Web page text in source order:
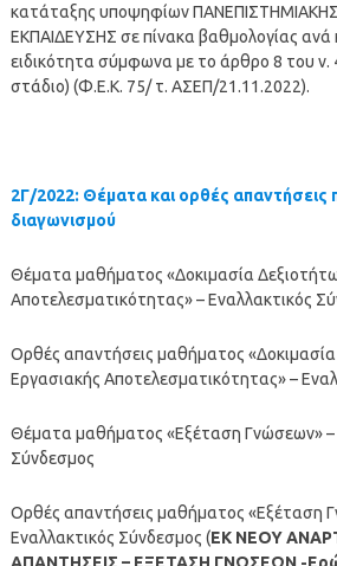
κατάταξης υποψηφίων
ΕΚΠΑΙΔΕΥΣΗΣ σε πίνακα βαθμολογίας ανά
ειδικότητα σύμφωνα με το άρθρο 8 του
στάδιο) (Φ.Ε.Κ. 75/ τ. ΑΣΕΠ/21.11.2022).
2Γ/2022: Θέματα και ορθές απαντήσεις
διαγωνισμού
Θέματα μαθήματος «Δοκιμασία
Αποτελεσματικότητας» – Εναλλακτικός
Ορθές απαντήσεις μαθήματος «Δοκιμασία
Εργασιακής Αποτελεσματικότητας» –
Θέματα μαθήματος «Εξέταση Γνώσεων» –
Σύνδεσμος
Ορθές απαντήσεις μαθήματος «Εξέταση
Εναλλακτικός Σύνδεσμος (ΕΚ ΝΕΟΥ
ΑΠΑΝΤΗΣΕΙΣ – ΕΞΕΤΑΣΗ ΓΝΩΣΕΩΝ -